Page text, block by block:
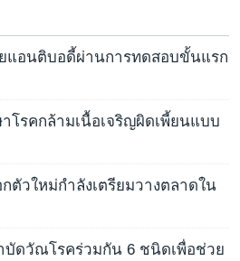
แอนติบอดี้ผ่านการทดสอบขั้นแรก
โรคกล้ามเนื้อเจริญผิดเพี้ยนแบบ
ตัวใหม่กำลังเตรียมวางตลาดใน
ดวัณโรคร่วมกัน 6 ชนิดเพื่อช่วย